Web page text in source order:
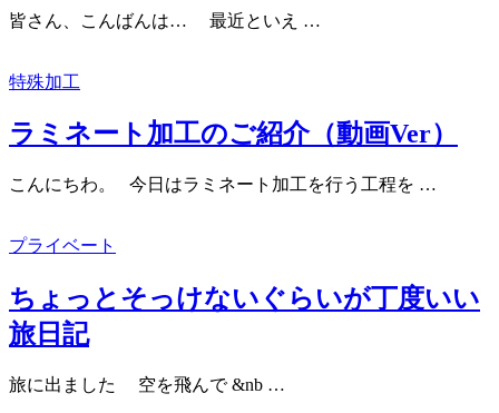
皆さん、こんばんは… 最近といえ …
特殊加工
ラミネート加工のご紹介（動画Ver）
こんにちわ。 今日はラミネート加工を行う工程を …
プライベート
ちょっとそっけないぐらいが丁度いい
旅日記
旅に出ました 空を飛んで &nb …